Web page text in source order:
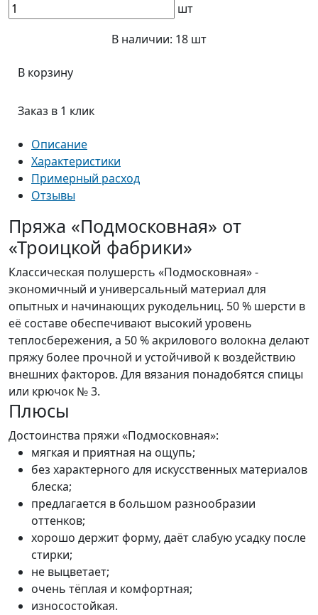
шт
В наличии: 18 шт
В корзину
Заказ в 1 клик
Описание
Характеристики
Примерный расход
Отзывы
Пряжа «Подмосковная» от
«Троицкой фабрики»
Классическая полушерсть «Подмосковная» -
экономичный и универсальный материал для
опытных и начинающих рукодельниц. 50 % шерсти в
её составе обеспечивают высокий уровень
теплосбережения, а 50 % акрилового волокна делают
пряжу более прочной и устойчивой к воздействию
внешних факторов. Для вязания понадобятся спицы
или крючок № 3.
Плюсы
Достоинства пряжи «Подмосковная»:
мягкая и приятная на ощупь;
без характерного для искусственных материалов
блеска;
предлагается в большом разнообразии
оттенков;
хорошо держит форму, даёт слабую усадку после
стирки;
не выцветает;
очень тёплая и комфортная;
износостойкая.